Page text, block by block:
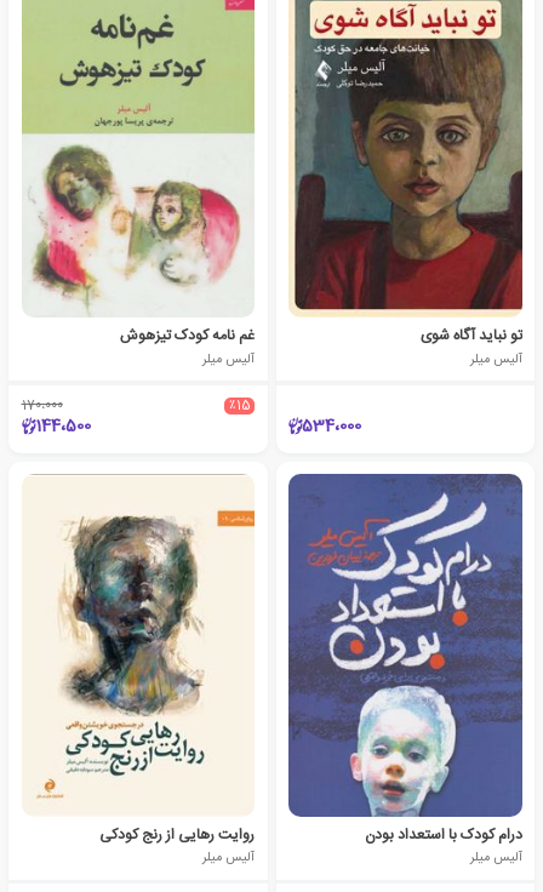
تو نباید آگاه شوی
آلیس میلر
534،000
غم نامه کودک تیزهوش
آلیس میلر
٪15 170،000
144،500
درام کودک با استعداد بودن
آلیس میلر
روایت رهایی از رنج کودکی
آلیس میلر